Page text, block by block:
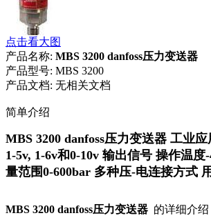
点击看大图
产品名称: MBS 3200 danfoss压力变送器
产品型号: MBS 3200
产品文档: 无相关文档
简单介绍
MBS 3200 danfoss压力变送器 工业应
1-5v, 1-6v和0-10v 输出信号 操作温度-
量范围0-600bar 多种压-电连接方式
MBS 3200 danfoss压力变送器 的详细介绍